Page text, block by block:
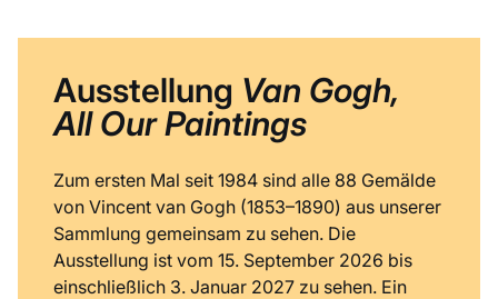
Ausstellung Van Gogh,
All Our Paintings
Zum ersten Mal seit 1984 sind alle 88 Gemälde
von Vincent van Gogh (1853–1890) aus unserer
Sammlung gemeinsam zu sehen. Die
Ausstellung ist vom 15. September 2026 bis
einschließlich 3. Januar 2027 zu sehen. Ein